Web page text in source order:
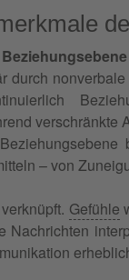
durch
– von
verknüpft. Gefühle